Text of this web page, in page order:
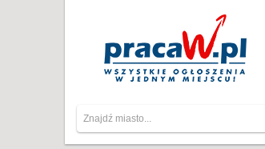
Znajdź miasto...